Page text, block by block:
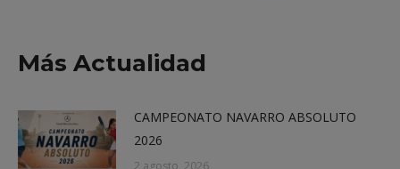
Más Actualidad
CAMPEONATO NAVARRO ABSOLUTO
2026
2 agosto, 2026